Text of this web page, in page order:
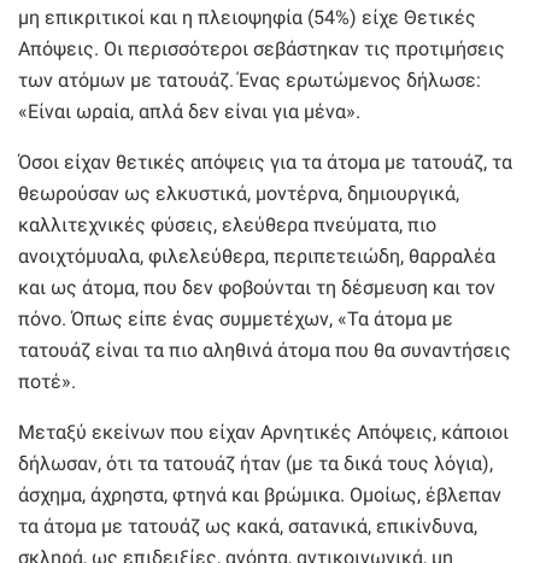
μη επικριτικοί και η πλειοψηφία (54%) είχε Θετικές
Απόψεις. Οι περισσότεροι σεβάστηκαν τις προτιμήσεις
των ατόμων με τατουάζ. Ένας ερωτώμενος δήλωσε:
«Είναι ωραία, απλά δεν είναι για μένα».
Όσοι είχαν θετικές απόψεις για τα άτομα με τατουάζ, τα
θεωρούσαν ως ελκυστικά, μοντέρνα, δημιουργικά,
καλλιτεχνικές φύσεις, ελεύθερα πνεύματα, πιο
ανοιχτόμυαλα, φιλελεύθερα, περιπετειώδη, θαρραλέα
και ως άτομα, που δεν φοβούνται τη δέσμευση και τον
πόνο. Όπως είπε ένας συμμετέχων, «Τα άτομα με
τατουάζ είναι τα πιο αληθινά άτομα που θα συναντήσεις
ποτέ».
Μεταξύ εκείνων που είχαν Αρνητικές Απόψεις, κάποιοι
δήλωσαν, ότι τα τατουάζ ήταν (με τα δικά τους λόγια),
άσχημα, άχρηστα, φτηνά και βρώμικα. Ομοίως, έβλεπαν
τα άτομα με τατουάζ ως κακά, σατανικά, επικίνδυνα,
σκληρά, ως επιδειξίες, ανόητα, αντικοινωνικά, μη